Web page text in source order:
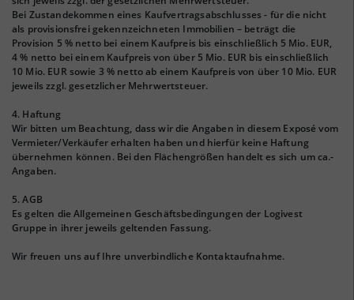
Bei Zustandekommen eines Kaufvertragsabschlusses - für die nicht
als provisionsfrei gekennzeichneten Immobilien – beträgt die
Provision 5 % netto bei einem Kaufpreis bis einschließlich 5 Mio. EUR,
4 % netto bei einem Kaufpreis von über 5 Mio. EUR bis einschließlich
10 Mio. EUR sowie 3 % netto ab einem Kaufpreis von über 10 Mio. EUR
jeweils zzgl. gesetzlicher Mehrwertsteuer.
4. Haftung
Wir bitten um Beachtung, dass wir die Angaben in diesem Exposé vom
Vermieter/Verkäufer erhalten haben und hierfür keine Haftung
übernehmen können. Bei den Flächengrößen handelt es sich um ca.-
Angaben.
5. AGB
Es gelten die Allgemeinen Geschäftsbedingungen der Logivest
Gruppe in ihrer jeweils geltenden Fassung.
Wir freuen uns auf Ihre unverbindliche Kontaktaufnahme.